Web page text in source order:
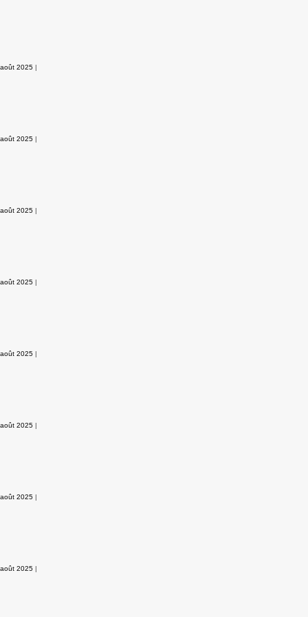
2025 |
2025 |
2025 |
2025 |
2025 |
2025 |
2025 |
2025 |